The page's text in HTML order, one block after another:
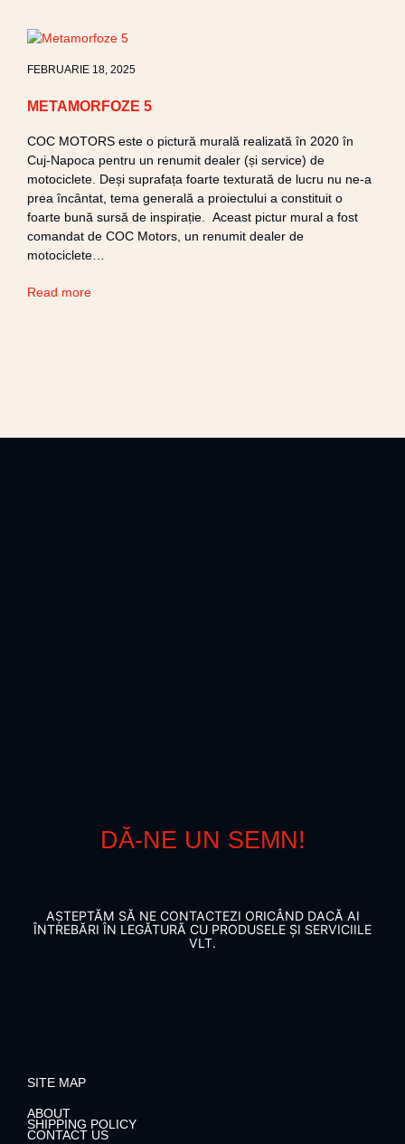
FEBRUARIE 18, 2025
METAMORFOZE 5
COC MOTORS este o pictură murală realizată în 2020 în
Cuj-Napoca pentru un renumit dealer (și service) de
motociclete. Deși suprafața foarte texturată de lucru nu ne-a
prea încântat, tema generală a proiectului a constituit o
foarte bună sursă de inspirație. Aceast pictur mural a fost
comandat de COC Motors, un renumit dealer de
motociclete…
Read more
DĂ-NE UN SEMN!
AȘTEPTĂM SĂ NE CONTACTEZI ORICÂND DACĂ AI
ÎNTREBĂRI ÎN LEGĂTURĂ CU PRODUSELE ȘI SERVICIILE
VLT.
SITE MAP
ABOUT
SHIPPING POLICY
CONTACT US